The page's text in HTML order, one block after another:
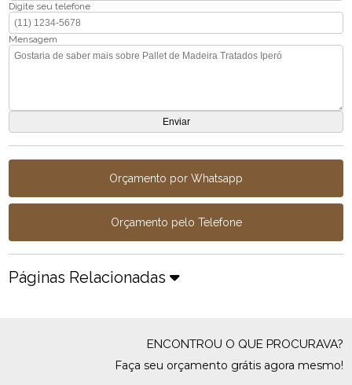
Digite seu telefone
Mensagem
Orçamento por Whatsapp
Orçamento pelo Telefone
Páginas Relacionadas
ENCONTROU O QUE PROCURAVA?
Faça seu orçamento grátis agora mesmo!